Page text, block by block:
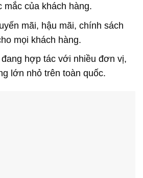
mắc của khách hàng.
mãi, hậu mãi, chính sách
mọi khách hàng.
hợp tác với nhiều đơn vị,
lớn nhỏ trên toàn quốc.